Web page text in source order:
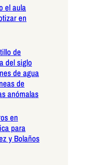
el aula
en
de
del siglo
de agua
de
anómalas
en
para
y Bolaños